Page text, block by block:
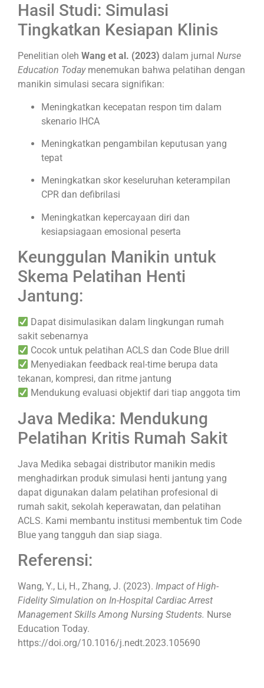
Hasil Studi: Simulasi
Tingkatkan Kesiapan Klinis
Penelitian oleh Wang et al. (2023) dalam jurnal Nurse
Education Todaymenemukan bahwa pelatihan dengan
manikin simulasi secara signifikan:
Meningkatkan kecepatan respon tim dalam
skenario IHCA
Meningkatkan pengambilan keputusan yang
tepat
Meningkatkan skor keseluruhan keterampilan
CPR dan defibrilasi
Meningkatkan kepercayaan diri dan
kesiapsiagaan emosional peserta
Keunggulan Manikin untuk
Skema Pelatihan Henti
Jantung:
Dapat disimulasikan dalam lingkungan rumah
sakit sebenarnya
Cocok untuk pelatihan ACLS dan Code Blue drill
Menyediakan feedback real-time berupa data
tekanan, kompresi, dan ritme jantung
Mendukung evaluasi objektif dari tiap anggota tim
Java Medika: Mendukung
Pelatihan Kritis Rumah Sakit
Java Medika sebagai distributor manikin medis
menghadirkan produk simulasi henti jantung yang
dapat digunakan dalam pelatihan profesional di
rumah sakit, sekolah keperawatan, dan pelatihan
ACLS. Kami membantu institusi membentuk tim Code
Blue yang tangguh dan siap siaga.
Referensi:
Wang, Y., Li, H., Zhang, J. (2023). Impact of High-
Fidelity Simulation on In-Hospital Cardiac Arrest
Management Skills Among Nursing Students. Nurse
Education Today.
https://doi.org/10.1016/j.nedt.2023.105690